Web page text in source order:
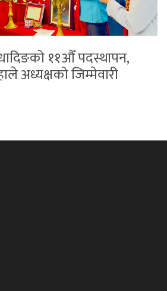
११औँ पदस्थापन,
अध्यक्षको जिम्मेवारी